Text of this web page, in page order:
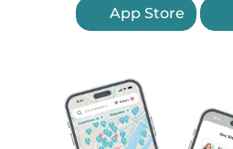
App Store